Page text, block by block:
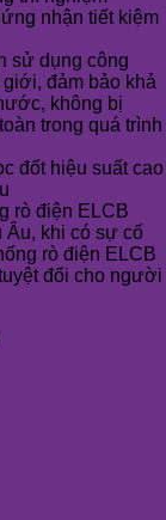
nhận tiết kiệm
sử dụng công
đảm bảo khả
không bị
trong quá trình
đốt hiệu suất cao
rò điện ELCB
Âu, khi có sự cố
rò điện ELCB
đối cho người